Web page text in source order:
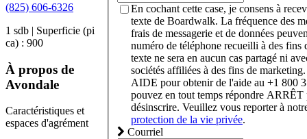
(825) 606-6326
1 sdb | Superficie (pi
ca) : 900
À propos de
Avondale
Caractéristiques et
espaces d'agrément
En cochant cette case, je consens à
texte de Boardwalk. La fréquence des
frais de messagerie et de données
numéro de téléphone recueilli à des fins
texte ne sera en aucun cas partagé ni
sociétés affiliées à des fins de
AIDE pour obtenir de l'aide au +1 800
pouvez en tout temps répondre ARRÊT
désinscrire. Veuillez vous reporter à
protection de la vie privée.
Courriel